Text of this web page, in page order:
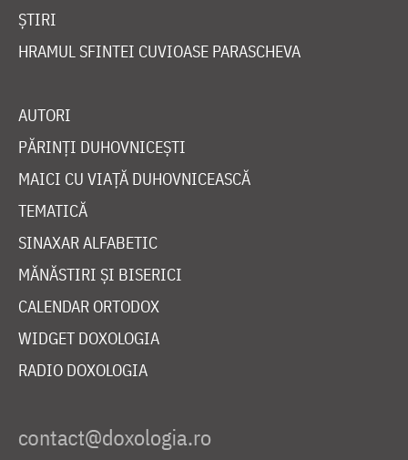
ȘTIRI
HRAMUL SFINTEI CUVIOASE PARASCHEVA
AUTORI
PĂRINȚI DUHOVNICEȘTI
MAICI CU VIAȚĂ DUHOVNICEASCĂ
TEMATICĂ
SINAXAR ALFABETIC
MĂNĂSTIRI ȘI BISERICI
CALENDAR ORTODOX
WIDGET DOXOLOGIA
RADIO DOXOLOGIA